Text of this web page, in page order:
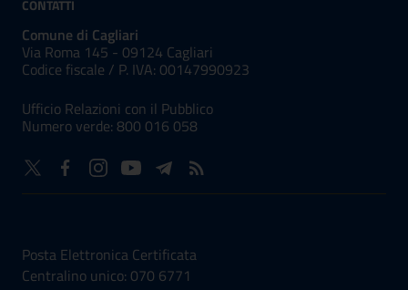
CONTATTI
Comune di Cagliari
Via Roma 145 - 09124 Cagliari
Codice fiscale / P. IVA: 00147990923
Ufficio Relazioni con il Pubblico
Numero verde: 800 016 058
Posta Elettronica Certificata
Centralino unico: 070 6771